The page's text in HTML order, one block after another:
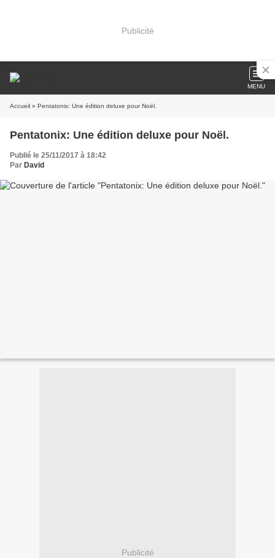
Publicité
MENU
Accueil » Pentatonix: Une édition deluxe pour Noël.
Pentatonix: Une édition deluxe pour Noël.
Publié le 25/11/2017 à 18:42
Par David
Publicité